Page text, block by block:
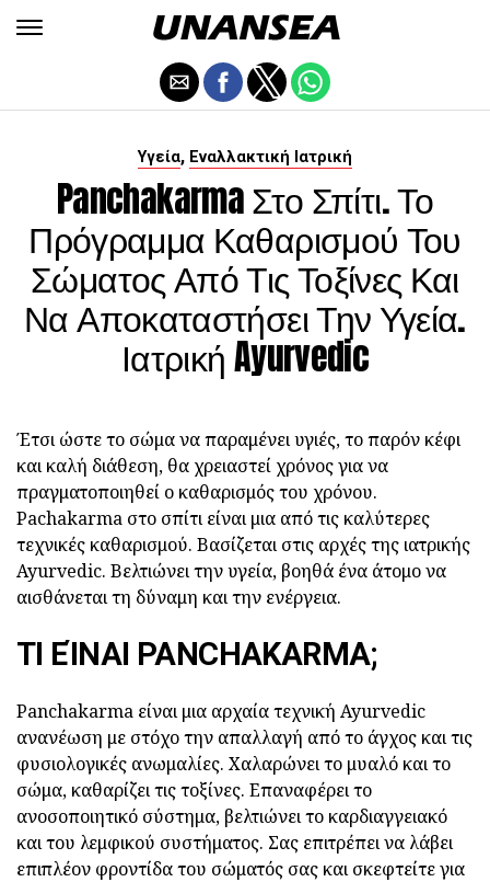
Υγεία, Εναλλακτική Ιατρική
Panchakarma Στο Σπίτι. Το
Πρόγραμμα Καθαρισμού Του
Σώματος Από Τις Τοξίνες Και
Να Αποκαταστήσει Την Υγεία.
Ιατρική Ayurvedic
Έτσι ώστε το σώμα να παραμένει υγιές, το παρόν κέφι
και καλή διάθεση, θα χρειαστεί χρόνος για να
πραγματοποιηθεί ο καθαρισμός του χρόνου.
Pachakarma στο σπίτι είναι μια από τις καλύτερες
τεχνικές καθαρισμού. Βασίζεται στις αρχές της ιατρικής
Ayurvedic. Βελτιώνει την υγεία, βοηθά ένα άτομο να
αισθάνεται τη δύναμη και την ενέργεια.
ΤΙ ΕΊΝΑΙ PANCHAKARMA;
Panchakarma είναι μια αρχαία τεχνική Ayurvedic
ανανέωση με στόχο την απαλλαγή από το άγχος και τις
φυσιολογικές ανωμαλίες. Χαλαρώνει το μυαλό και το
σώμα, καθαρίζει τις τοξίνες. Επαναφέρει το
ανοσοποιητικό σύστημα, βελτιώνει το καρδιαγγειακό
και του λεμφικού συστήματος. Σας επιτρέπει να λάβει
επιπλέον φροντίδα του σώματός σας και σκεφτείτε για